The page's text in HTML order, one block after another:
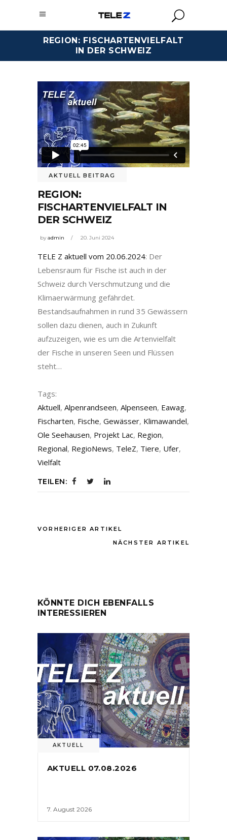
REGION: FISCHARTENVIELFALT
IN DER SCHWEIZ
AKTUELL BEITRAG
REGION:
FISCHARTENVIELFALT IN
DER SCHWEIZ
byadmin 20. Juni 2024
TELE Z aktuell vom 20.06.2024: Der
Lebensraum für Fische ist auch in der
Schweiz durch Verschmutzung und die
Klimaerwärmung gefährdet.
Bestandsaufnahmen in rund 35 Gewässern
sollen dazu dienen, auch in Zukunft
aufzuzeigen, wie es um die Artenvielfalt
der Fische in unseren Seen und Flüssen
steht…
Tags:
Aktuell, Alpenrandseen, Alpenseen, Eawag,
Fischarten, Fische, Gewässer, Klimawandel,
Ole Seehausen, Projekt Lac, Region,
Regional, RegioNews, TeleZ, Tiere, Ufer,
Vielfalt
TEILEN:
VORHERIGER ARTIKEL
NÄCHSTER ARTIKEL
KÖNNTE DICH EBENFALLS
INTERESSIEREN
AKTUELL
AKTUELL 07.08.2026
7. August 2026